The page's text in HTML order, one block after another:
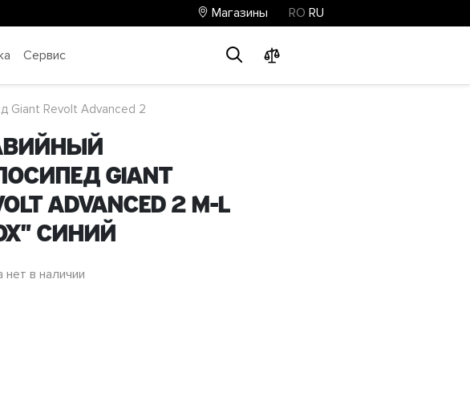
Магазины RO RU
Сервис
Giant Revolt Advanced 2
GIANT
Advanced 2 M-L
Синий
нет в наличии